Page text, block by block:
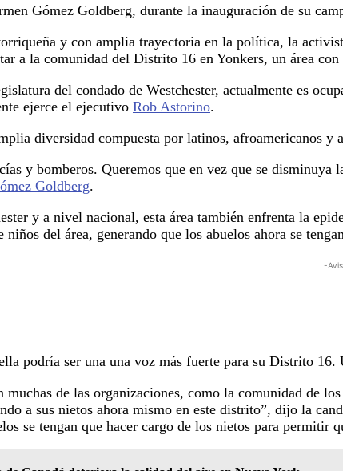
Gómez Goldberg, durante la inauguración de su
y con amplia trayectoria en la política, la
a la comunidad del Distrito 16 en Yonkers, un área
del condado de Westchester, actualmente es
ejerce el ejecutivo Rob Astorino.
diversidad compuesta por latinos, afroamericanos y
y bomberos. Queremos que en vez que se
Goldberg.
y a nivel nacional, esta área también enfrenta la
niños del área, generando que los abuelos ahora se
-
podría ser una una voz más fuerte para su Distrito
muchas de las organizaciones, como la comunidad de
a sus nietos ahora mismo en este distrito”, dijo la
se tengan que hacer cargo de los nietos para permitir